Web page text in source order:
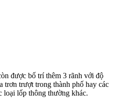
được bố trí thêm 3 rãnh với độ
trơn trượt trong thành phố hay các
loại lốp thông thường khác.